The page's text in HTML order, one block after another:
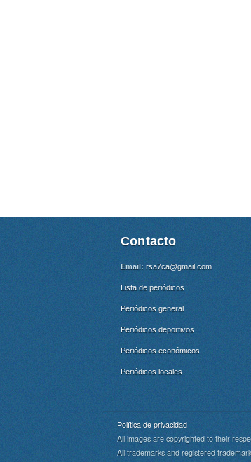
Contacto
Email: rsa7ca@gmail.com
Lista de periódicos
Periódicos general
Periódicos deportivos
Periódicos económicos
Periódicos locales
Política de privacidad
All images are copyrighted to their
All trademarks and registered